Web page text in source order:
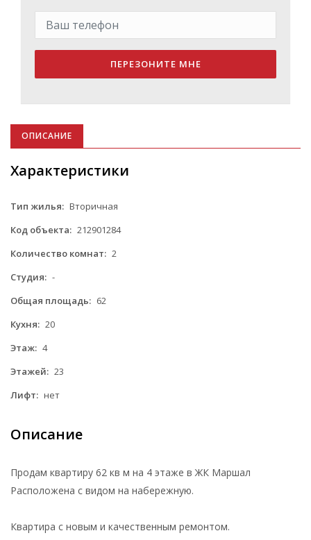
ПЕРЕЗОНИТЕ МНЕ
ОПИСАНИЕ
Характеристики
Тип жилья: Вторичная
Код объекта: 212901284
Количество комнат: 2
Студия: -
Общая площадь: 62
Кухня: 20
Этаж: 4
Этажей: 23
Лифт: нет
Описание
Продам квартиру 62 кв м на 4 этаже в ЖК Маршал
Расположена с видом на набережную.
Квартира с новым и качественным ремонтом.